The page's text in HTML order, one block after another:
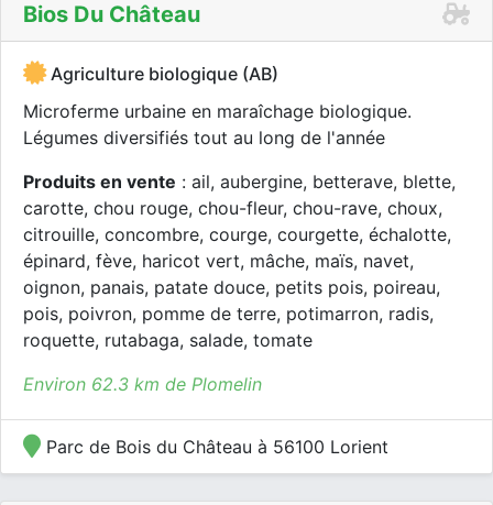
Bios Du Château
Agriculture biologique (AB)
Microferme urbaine en maraîchage biologique.
Légumes diversifiés tout au long de l'année
Produits en vente : ail, aubergine, betterave, blette,
carotte, chou rouge, chou-fleur, chou-rave, choux,
citrouille, concombre, courge, courgette, échalotte,
épinard, fève, haricot vert, mâche, maïs, navet,
oignon, panais, patate douce, petits pois, poireau,
pois, poivron, pomme de terre, potimarron, radis,
roquette, rutabaga, salade, tomate
Environ 62.3 km de Plomelin
Parc de Bois du Château à 56100 Lorient